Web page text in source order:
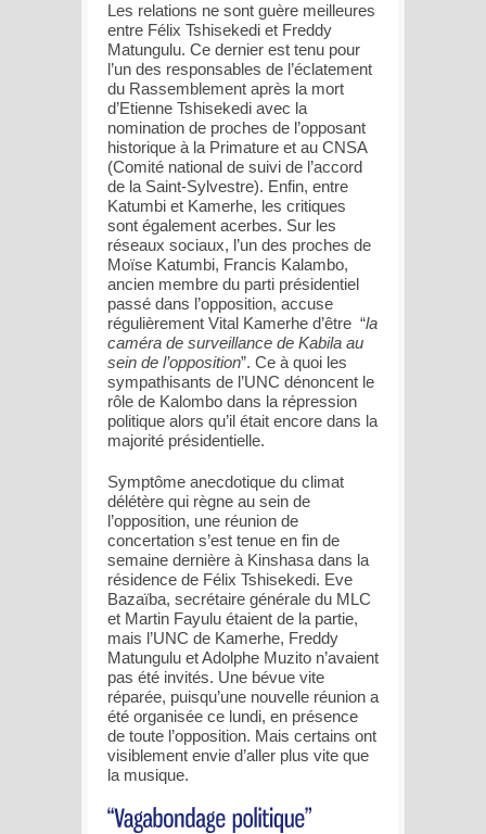
Les relations ne sont guère meilleures
entre Félix Tshisekedi et Freddy
Matungulu. Ce dernier est tenu pour
l’un des responsables de l’éclatement
du Rassemblement après la mort
d’Etienne Tshisekedi avec la
nomination de proches de l’opposant
historique à la Primature et au CNSA
(Comité national de suivi de l’accord
de la Saint-Sylvestre). Enfin, entre
Katumbi et Kamerhe, les critiques
sont également acerbes. Sur les
réseaux sociaux, l’un des proches de
Moïse Katumbi, Francis Kalambo,
ancien membre du parti présidentiel
passé dans l’opposition, accuse
régulièrement Vital Kamerhe d’être “la
caméra de surveillance de Kabila au
sein de l’opposition”. Ce à quoi les
sympathisants de l’UNC dénoncent le
rôle de Kalombo dans la répression
politique alors qu’il était encore dans la
majorité présidentielle.
Symptôme anecdotique du climat
délétère qui règne au sein de
l’opposition, une réunion de
concertation s’est tenue en fin de
semaine dernière à Kinshasa dans la
résidence de Félix Tshisekedi. Eve
Bazaïba, secrétaire générale du MLC
et Martin Fayulu étaient de la partie,
mais l’UNC de Kamerhe, Freddy
Matungulu et Adolphe Muzito n’avaient
pas été invités. Une bévue vite
réparée, puisqu’une nouvelle réunion a
été organisée ce lundi, en présence
de toute l’opposition. Mais certains ont
visiblement envie d’aller plus vite que
la musique.